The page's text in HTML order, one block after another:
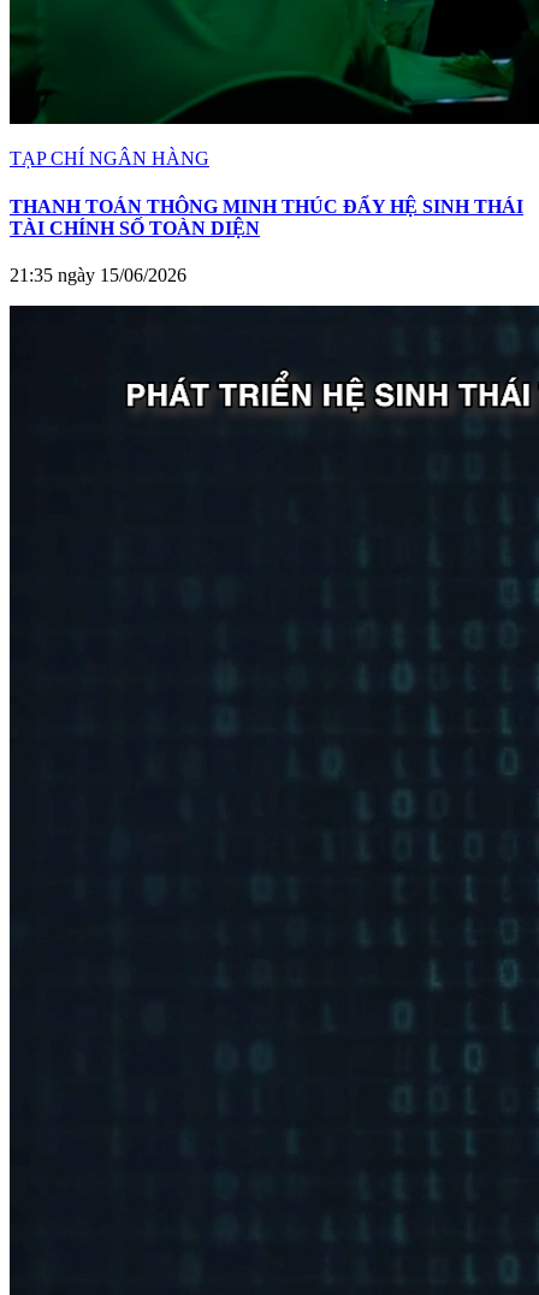
TẠP CHÍ NGÂN HÀNG
THANH TOÁN THÔNG MINH THÚC ĐẨY HỆ SINH THÁI
TÀI CHÍNH SỐ TOÀN DIỆN
21:35 ngày 15/06/2026